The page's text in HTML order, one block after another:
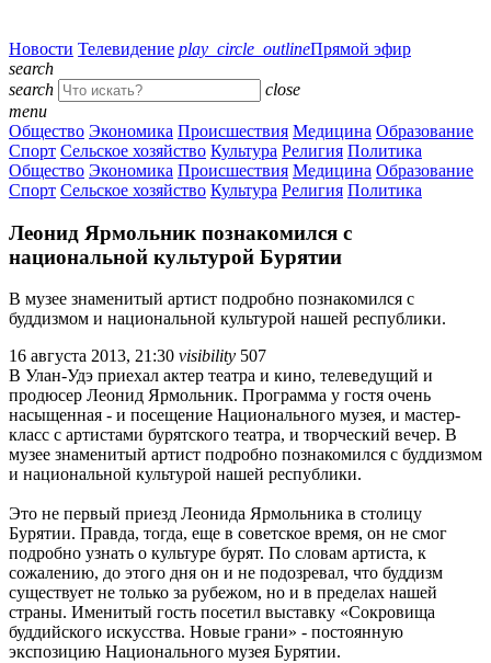
Новости Телевидение play_circle_outlineПрямой эфир
search
search
close
menu
Общество Экономика Происшествия Медицина Образование
Спорт Сельское хозяйство Культура Религия Политика
Общество Экономика Происшествия Медицина Образование
Спорт Сельское хозяйство Культура Религия Политика
Леонид Ярмольник познакомился с
национальной культурой Бурятии
В музее знаменитый артист подробно познакомился с
буддизмом и национальной культурой нашей республики.
16 августа 2013, 21:30 visibility 507
В Улан-Удэ приехал актер театра и кино, телеведущий и
продюсер Леонид Ярмольник. Программа у гостя очень
насыщенная - и посещение Национального музея, и мастер-
класс с артистами бурятского театра, и творческий вечер. В
музее знаменитый артист подробно познакомился с буддизмом
и национальной культурой нашей республики.
Это не первый приезд Леонида Ярмольника в столицу
Бурятии. Правда, тогда, еще в советское время, он не смог
подробно узнать о культуре бурят. По словам артиста, к
сожалению, до этого дня он и не подозревал, что буддизм
существует не только за рубежом, но и в пределах нашей
страны. Именитый гость посетил выставку «Сокровища
буддийского искусства. Новые грани» - постоянную
экспозицию Национального музея Бурятии.